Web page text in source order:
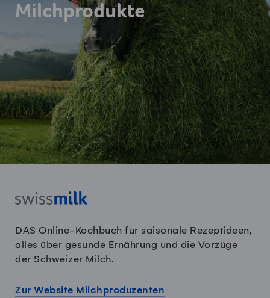
Milchprodukte
DAS Online-Kochbuch für saisonale Rezeptideen,
alles über gesunde Ernährung und die Vorzüge
der Schweizer Milch.
Zur Website Milchproduzenten